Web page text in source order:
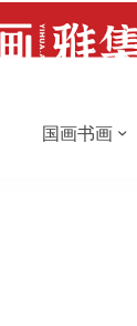
国画书画